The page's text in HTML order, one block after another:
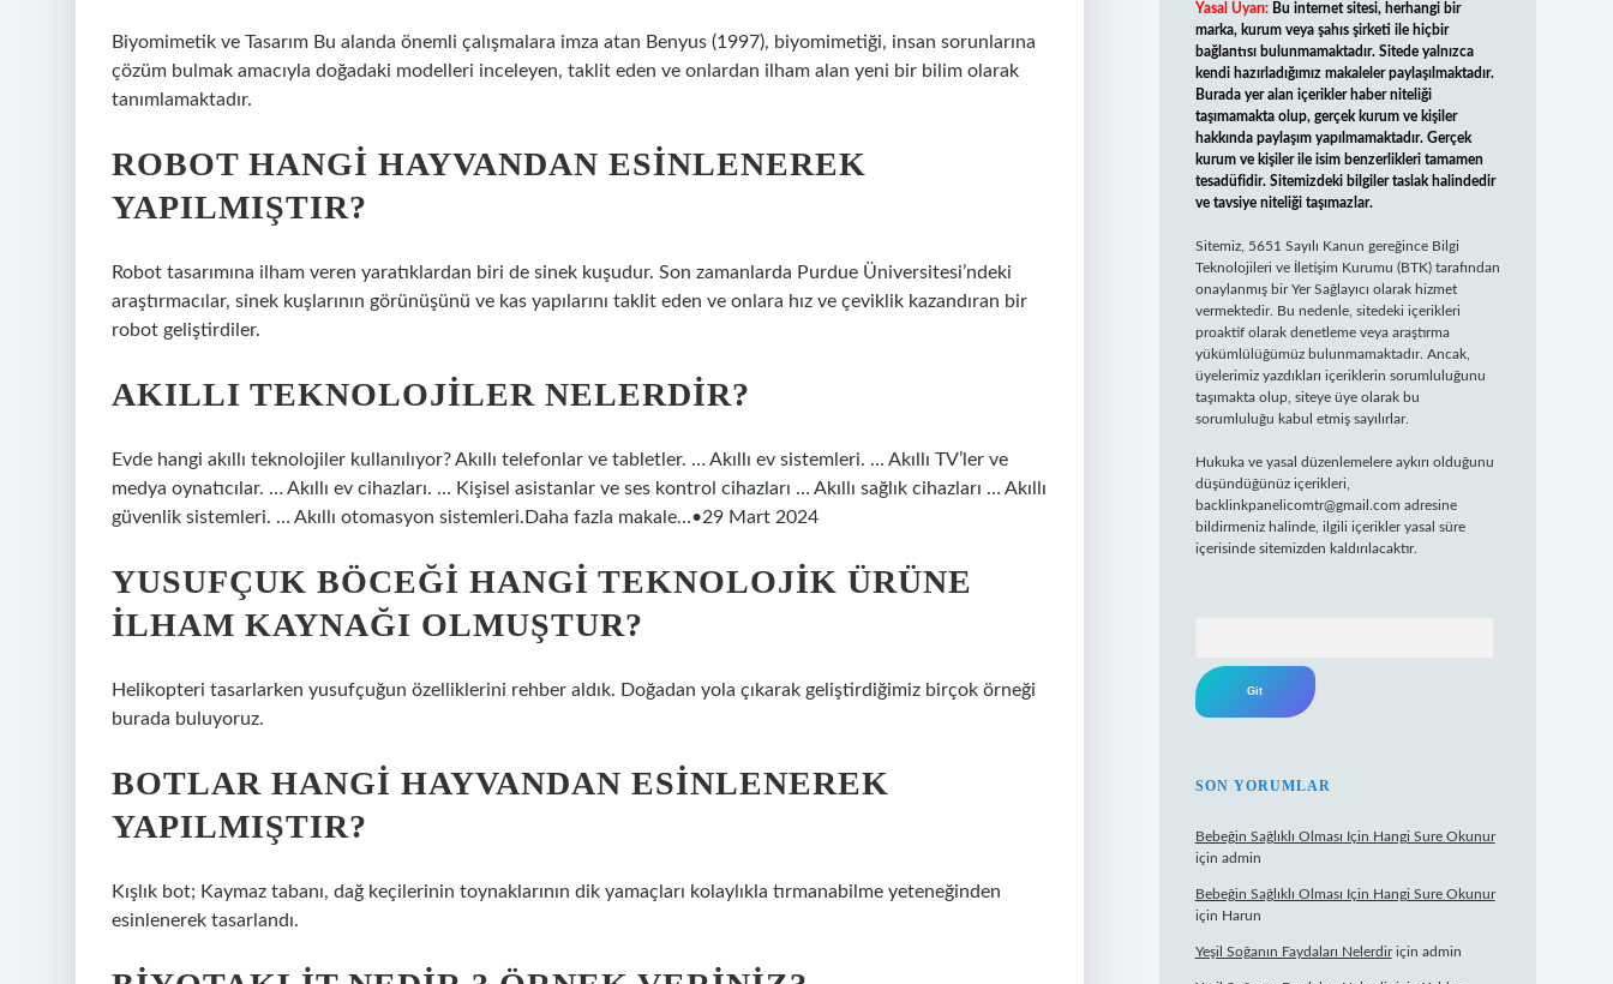
Biyomimetik ve Tasarım Bu alanda önemli çalışmalara imza atan Benyus (1997), biyomimetiği, insan sorunlarına
çözüm bulmak amacıyla doğadaki modelleri inceleyen, taklit eden ve onlardan ilham alan yeni bir bilim olarak
tanımlamaktadır.
ROBOT HANGI HAYVANDAN ESINLENEREK
YAPILMIŞTIR?
Robot tasarımına ilham veren yaratıklardan biri de sinek kuşudur. Son zamanlarda Purdue Üniversitesi’ndeki
araştırmacılar, sinek kuşlarının görünüşünü ve kas yapılarını taklit eden ve onlara hız ve çeviklik kazandıran bir
robot geliştirdiler.
AKILLI TEKNOLOJILER NELERDIR?
Evde hangi akıllı teknolojiler kullanılıyor? Akıllı telefonlar ve tabletler. … Akıllı ev sistemleri. … Akıllı TV’ler ve
medya oynatıcılar. … Akıllı ev cihazları. … Kişisel asistanlar ve ses kontrol cihazları … Akıllı sağlık cihazları … Akıllı
güvenlik sistemleri. … Akıllı otomasyon sistemleri.Daha fazla makale…•29 Mart 2024
YUSUFÇUK BÖCEĞI HANGI TEKNOLOJIK ÜRÜNE
ILHAM KAYNAĞI OLMUŞTUR?
Helikopteri tasarlarken yusufçuğun özelliklerini rehber aldık. Doğadan yola çıkarak geliştirdiğimiz birçok örneği
burada buluyoruz.
BOTLAR HANGI HAYVANDAN ESINLENEREK
YAPILMIŞTIR?
Kışlık bot; Kaymaz tabanı, dağ keçilerinin toynaklarının dik yamaçları kolaylıkla tırmanabilme yeteneğinden
esinlenerek tasarlandı.
Yasal Uyarı: Bu internet sitesi, herhangi bir
marka, kurum veya şahıs şirketi ile hiçbir
bağlantısı bulunmamaktadır. Sitede yalnızca
kendi hazırladığımız makaleler paylaşılmaktadır.
Burada yer alan içerikler haber niteliği
taşımamakta olup, gerçek kurum ve kişiler
hakkında paylaşım yapılmamaktadır. Gerçek
kurum ve kişiler ile isim benzerlikleri tamamen
tesadüfidir. Sitemizdeki bilgiler taslak halindedir
ve tavsiye niteliği taşımazlar.
Sitemiz, 5651 Sayılı Kanun gereğince Bilgi
Teknolojileri ve İletişim Kurumu (BTK) tarafından
onaylanmış bir Yer Sağlayıcı olarak hizmet
vermektedir. Bu nedenle, sitedeki içerikleri
proaktif olarak denetleme veya araştırma
yükümlülüğümüz bulunmamaktadır. Ancak,
üyelerimiz yazdıkları içeriklerin sorumluluğunu
taşımakta olup, siteye üye olarak bu
sorumluluğu kabul etmiş sayılırlar.
Hukuka ve yasal düzenlemelere aykırı olduğunu
düşündüğünüz içerikleri,
backlinkpanelicomtr@gmail.com adresine
bildirmeniz halinde, ilgili içerikler yasal süre
içerisinde sitemizden kaldırılacaktır.
SON YORUMLAR
Bebeğin Sağlıklı Olması Için Hangi Sure Okunur
için admin
Bebeğin Sağlıklı Olması Için Hangi Sure Okunur
için Harun
Yeşil Soğanın Faydaları Nelerdiriçin admin